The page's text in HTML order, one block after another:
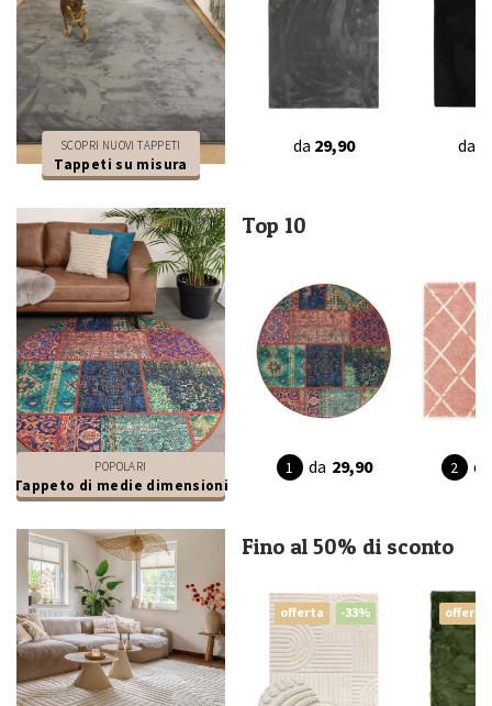
SCOPRI NUOVI TAPPETI
Tappeti su misura
da 29,90 da
POPOLARI
Tappeto di medie dimensioni
Top 10
da 29,90 da
Fino al 50% di sconto
offerta -33% offerta